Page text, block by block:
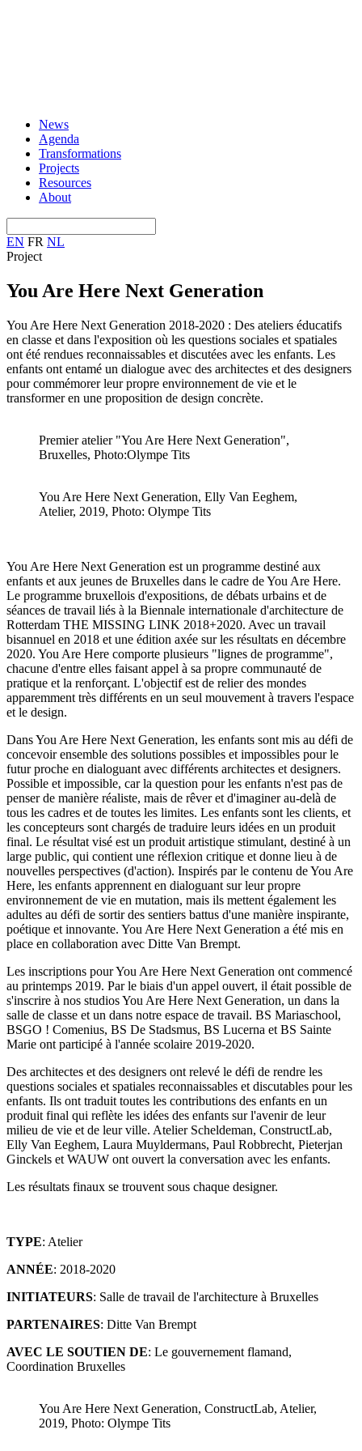
News
Agenda
Transformations
Projects
Resources
About
EN FR NL
Project
You Are Here Next Generation
You Are Here Next Generation 2018-2020 : Des ateliers éducatifs
en classe et dans l'exposition où les questions sociales et spatiales
ont été rendues reconnaissables et discutées avec les enfants. Les
enfants ont entamé un dialogue avec des architectes et des designers
pour commémorer leur propre environnement de vie et le
transformer en une proposition de design concrète.
Premier atelier "You Are Here Next Generation",
Bruxelles, Photo:Olympe Tits
You Are Here Next Generation, Elly Van Eeghem,
Atelier, 2019, Photo: Olympe Tits
You Are Here Next Generation est un programme destiné aux
enfants et aux jeunes de Bruxelles dans le cadre de You Are Here.
Le programme bruxellois d'expositions, de débats urbains et de
séances de travail liés à la Biennale internationale d'architecture de
Rotterdam THE MISSING LINK 2018+2020. Avec un travail
bisannuel en 2018 et une édition axée sur les résultats en décembre
2020. You Are Here comporte plusieurs "lignes de programme",
chacune d'entre elles faisant appel à sa propre communauté de
pratique et la renforçant. L'objectif est de relier des mondes
apparemment très différents en un seul mouvement à travers l'espace
et le design.
Dans You Are Here Next Generation, les enfants sont mis au défi de
concevoir ensemble des solutions possibles et impossibles pour le
futur proche en dialoguant avec différents architectes et designers.
Possible et impossible, car la question pour les enfants n'est pas de
penser de manière réaliste, mais de rêver et d'imaginer au-delà de
tous les cadres et de toutes les limites. Les enfants sont les clients, et
les concepteurs sont chargés de traduire leurs idées en un produit
final. Le résultat visé est un produit artistique stimulant, destiné à un
large public, qui contient une réflexion critique et donne lieu à de
nouvelles perspectives (d'action). Inspirés par le contenu de You Are
Here, les enfants apprennent en dialoguant sur leur propre
environnement de vie en mutation, mais ils mettent également les
adultes au défi de sortir des sentiers battus d'une manière inspirante,
poétique et innovante. You Are Here Next Generation a été mis en
place en collaboration avec Ditte Van Brempt.
Les inscriptions pour You Are Here Next Generation ont commencé
au printemps 2019. Par le biais d'un appel ouvert, il était possible de
s'inscrire à nos studios You Are Here Next Generation, un dans la
salle de classe et un dans notre espace de travail. BS Mariaschool,
BSGO ! Comenius, BS De Stadsmus, BS Lucerna et BS Sainte
Marie ont participé à l'année scolaire 2019-2020.
Des architectes et des designers ont relevé le défi de rendre les
questions sociales et spatiales reconnaissables et discutables pour les
enfants. Ils ont traduit toutes les contributions des enfants en un
produit final qui reflète les idées des enfants sur l'avenir de leur
milieu de vie et de leur ville. Atelier Scheldeman, ConstructLab,
Elly Van Eeghem, Laura Muyldermans, Paul Robbrecht, Pieterjan
Ginckels et WAUW ont ouvert la conversation avec les enfants.
Les résultats finaux se trouvent sous chaque designer.
TYPE: Atelier
ANNÉE: 2018-2020
INITIATEURS: Salle de travail de l'architecture à Bruxelles
PARTENAIRES: Ditte Van Brempt
AVEC LE SOUTIEN DE: Le gouvernement flamand,
Coordination Bruxelles
You Are Here Next Generation, ConstructLab, Atelier,
2019, Photo: Olympe Tits